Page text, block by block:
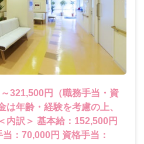
～321,500円（職務手当・資
年齢・経験を考慮の上、
：70,000円 資格手当：